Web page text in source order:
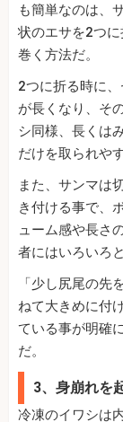
も簡単なのは、
状のエサを2つ
巻く方法だ。
2つに折る時に
が長くなり、そ
シ同様、長くは
だけを取られや
また、サンマは
き付ける事で、
ューム感や長さ
者にはいろいろ
「少し尻尾の先
ねて大きめに付
ている事が明確
だ。
3、身崩れを
冷凍のイワシは